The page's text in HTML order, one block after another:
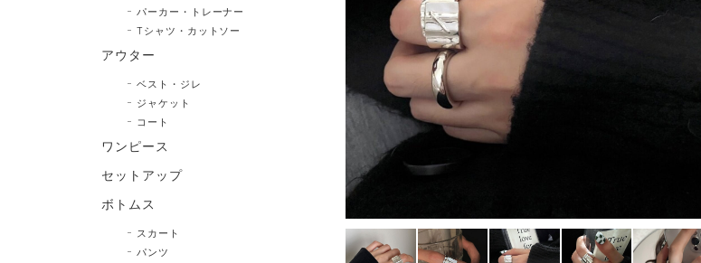
パーカー・トレーナー
Tシャツ・カットソー
アウター
ベスト・ジレ
ジャケット
コート
ワンピース
セットアップ
ボトムス
スカート
パンツ